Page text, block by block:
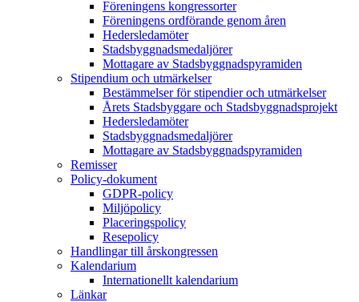
Föreningens kongressorter
Föreningens ordförande genom åren
Hedersledamöter
Stadsbyggnadsmedaljörer
Mottagare av Stadsbyggnadspyramiden
Stipendium och utmärkelser
Bestämmelser för stipendier och utmärkelser
Årets Stadsbyggare och Stadsbyggnadsprojekt
Hedersledamöter
Stadsbyggnadsmedaljörer
Mottagare av Stadsbyggnadspyramiden
Remisser
Policy-dokument
GDPR-policy
Miljöpolicy
Placeringspolicy
Resepolicy
Handlingar till årskongressen
Kalendarium
Internationellt kalendarium
Länkar